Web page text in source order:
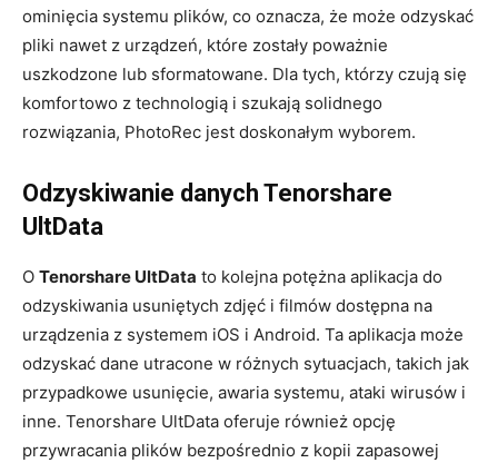
ominięcia systemu plików, co oznacza, że może odzyskać
pliki nawet z urządzeń, które zostały poważnie
uszkodzone lub sformatowane. Dla tych, którzy czują się
komfortowo z technologią i szukają solidnego
rozwiązania, PhotoRec jest doskonałym wyborem.
Odzyskiwanie danych Tenorshare
UltData
O Tenorshare UltData to kolejna potężna aplikacja do
odzyskiwania usuniętych zdjęć i filmów dostępna na
urządzenia z systemem iOS i Android. Ta aplikacja może
odzyskać dane utracone w różnych sytuacjach, takich jak
przypadkowe usunięcie, awaria systemu, ataki wirusów i
inne. Tenorshare UltData oferuje również opcję
przywracania plików bezpośrednio z kopii zapasowej